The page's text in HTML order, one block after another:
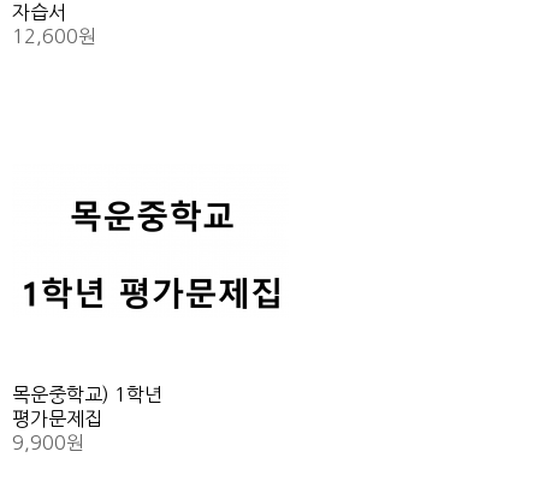
자습서
12,600원
목운중학교) 1학년
평가문제집
9,900원